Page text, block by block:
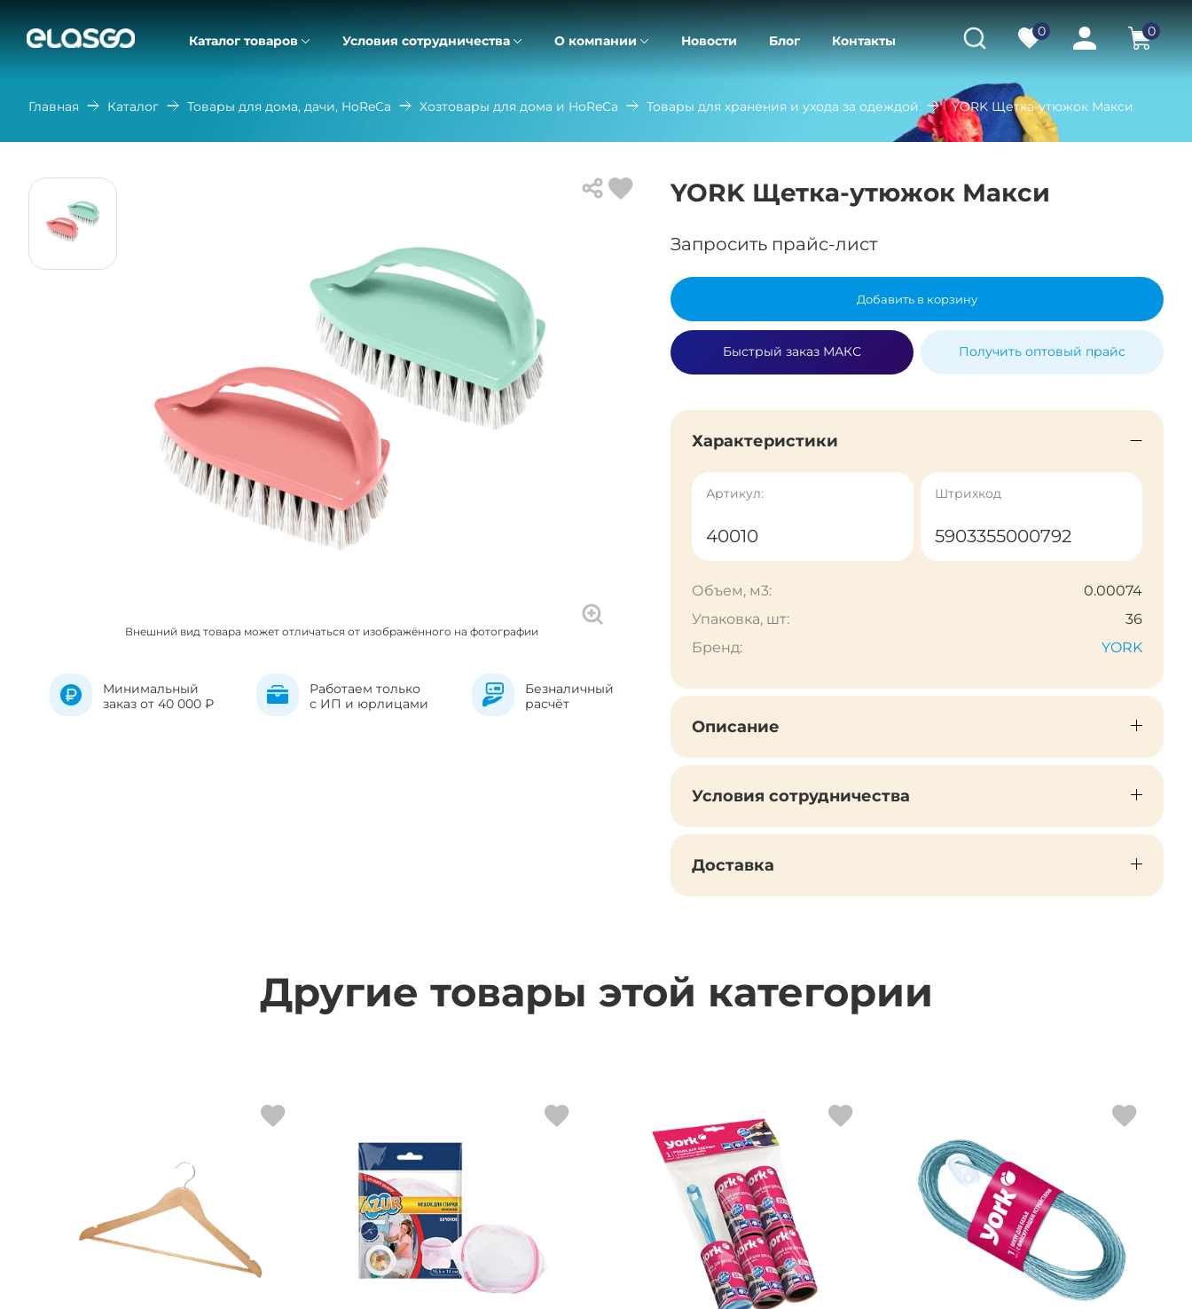
Каталог товаров Условия сотрудничества О компании Новости Блог Контакты
0 0
Главная Каталог Товары для дома, дачи, HoReCa Хозтовары для дома и HoReCa Товары для хранения и ухода за одеждой YORK Щетка-утюжок Макси
Внешний вид товара может отличаться от изображённого на фотографии
Минимальный
заказ от 40 000 ₽
Работаем только
с ИП и юрлицами
Безналичный
расчёт
YORK Щетка-утюжок Макси
Запросить прайс-лист
Добавить в корзину
Быстрый заказ МАКС Получить оптовый прайс
Характеристики
Артикул:
40010
Штрихкод
5903355000792
Объем, м3:
0.00074
Упаковка, шт:
36
Бренд:
YORK
Описание
Условия сотрудничества
Доставка
Другие товары этой категории